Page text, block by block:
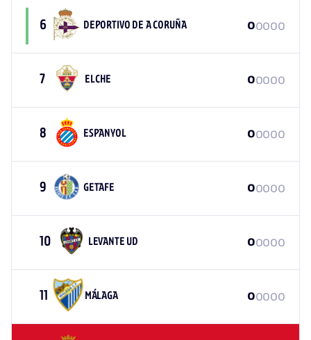
6 DEPORTIVO DE A CORUÑA 00000
7 ELCHE 00000
8 ESPANYOL 00000
9 GETAFE 00000
10 LEVANTE UD 00000
11 MÁLAGA 00000